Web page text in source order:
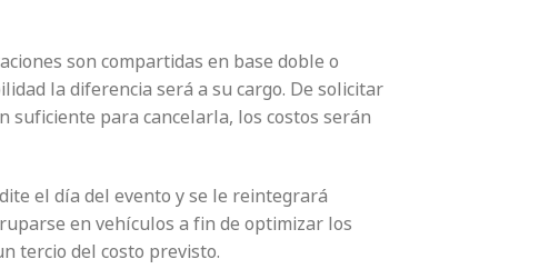
son compartidas en base doble o
la diferencia será a su cargo. De solicitar
para cancelarla, los costos serán
el día del evento y se le reintegrará
en vehículos a fin de optimizar los
tercio del costo previsto.